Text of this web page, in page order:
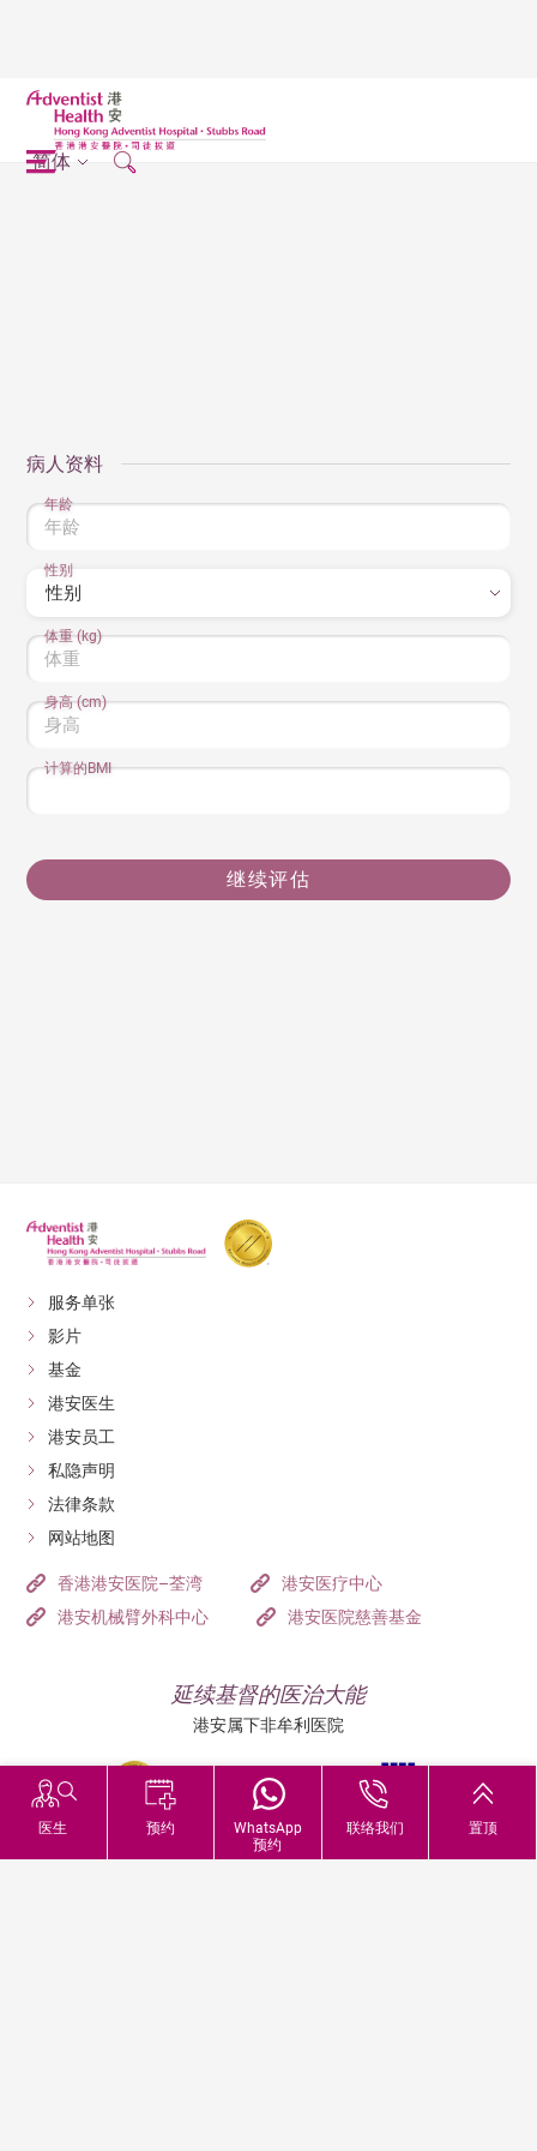
简体
病人资料
年龄
性别
体重 (kg)
身高 (cm)
计算的BMI
继续评估
医生 预约
WhatsApp
预约
联络我们 置顶
服务单张
影片
基金
港安医生
港安员工
私隐声明
法律条款
网站地图
香港港安医院–荃湾
港安医疗中心
港安机械臂外科中心
港安医院慈善基金
延续基督的医治大能
港安属下非牟利医院